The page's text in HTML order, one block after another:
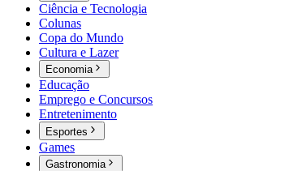
Ciência e Tecnologia
Colunas
Copa do Mundo
Cultura e Lazer
Economia
Educação
Emprego e Concursos
Entretenimento
Esportes
Games
Gastronomia